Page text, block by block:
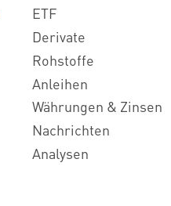
ETF
Derivate
Rohstoffe
Anleihen
Währungen & Zinsen
Nachrichten
Analysen